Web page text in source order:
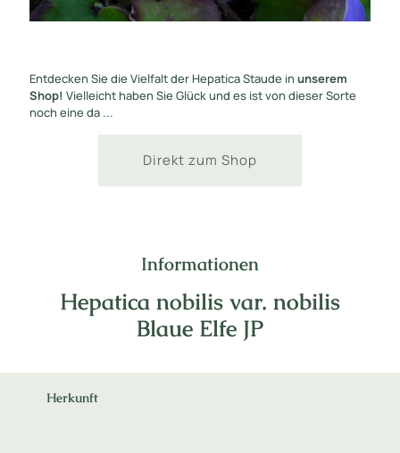
Entdecken Sie die Vielfalt der Hepatica Staude in unserem
Shop! Vielleicht haben Sie Glück und es ist von dieser Sorte
noch eine da ...
Direkt zum Shop
Informationen
Hepatica nobilis var. nobilis
Blaue Elfe JP
Herkunft